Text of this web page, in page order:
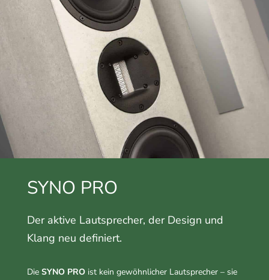
SYNO PRO
Der aktive Lautsprecher, der Design und
Klang neu definiert.
Die SYNO PROist kein gewöhnlicher Lautsprecher – sie